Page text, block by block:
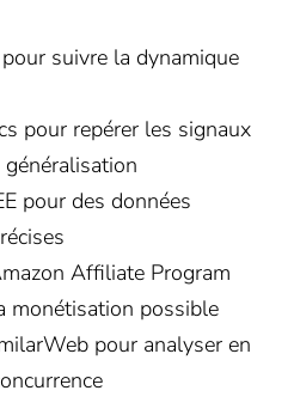
suivre la dynamique
pour repérer les signaux
pour des données
Affiliate Program
monétisation possible
pour analyser en